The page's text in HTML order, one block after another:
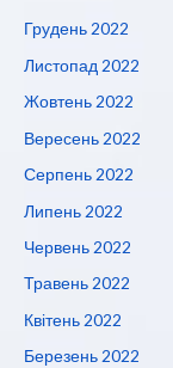
Грудень 2022
Листопад 2022
Жовтень 2022
Вересень 2022
Серпень 2022
Липень 2022
Червень 2022
Травень 2022
Квітень 2022
Березень 2022